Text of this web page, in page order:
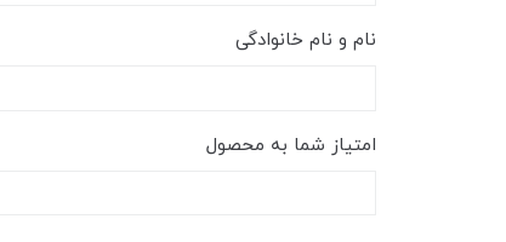
نام و نام خانوادگی
امتیاز شما به محصول